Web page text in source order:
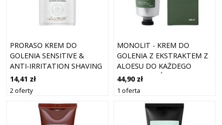
PRORASO KREM DO
GOLENIA SENSITIVE &
ANTI-IRRITATION SHAVING
FOAM 300 ML
14,41 zł
2 oferty
MONOLIT - KREM DO
GOLENIA Z EKSTRAKTEM Z
ALOESU DO KAŻDEGO
RODZAJU SKÓRY, 100ML
44,90 zł
1 oferta